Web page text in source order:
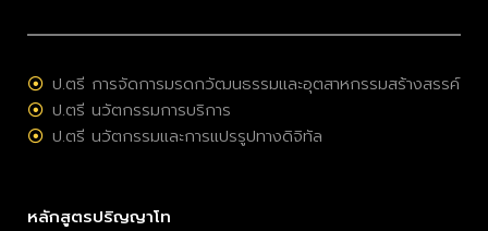
ป.ตรี การจัดการมรดกวัฒนธรรมและอุตสาหกรรมสร้างสรรค์
ป.ตรี นวัตกรรมการบริการ
ป.ตรี นวัตกรรมและการแปรรูปทางดิจิทัล
หลักสูตรปริญญาโท